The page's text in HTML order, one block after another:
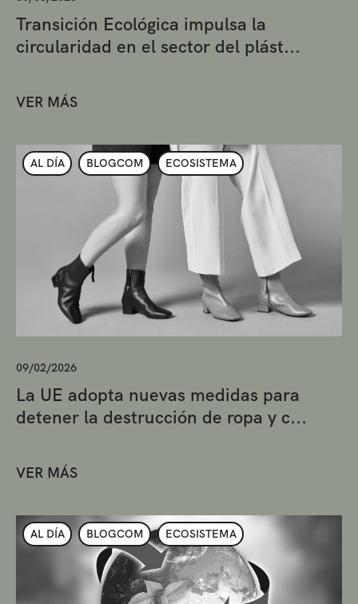
Transición Ecológica impulsa la
circularidad en el sector del plást...
VER MÁS
AL DÍA BLOGCOM ECOSISTEMA
09/02/2026
La UE adopta nuevas medidas para
detener la destrucción de ropa y c...
VER MÁS
AL DÍA BLOGCOM ECOSISTEMA